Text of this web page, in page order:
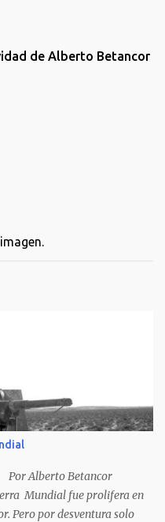
de Alberto Betancor
Betancor
fue prolifera en
Pero por desventura solo